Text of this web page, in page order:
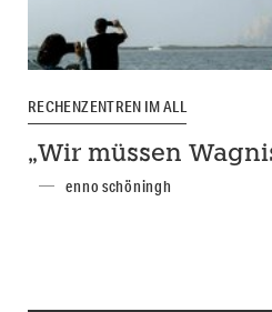
RECHENZENTREN IM ALL
„Wir müssen
enno schöningh